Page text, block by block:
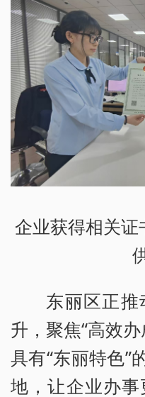
企业获得相关
东丽区正
升，聚焦“高效
具有“东丽特色”
地，让企业办